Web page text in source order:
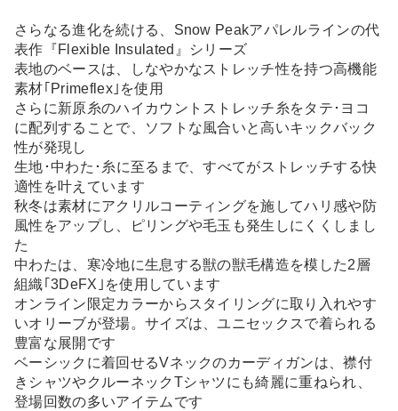
さらなる進化を続ける、Snow Peakアパレルラインの代
表作『Flexible Insulated』シリーズ
表地のベースは、しなやかなストレッチ性を持つ高機能
素材｢Primeflex｣を使用
さらに新原糸のハイカウントストレッチ糸をタテ･ヨコ
に配列することで、ソフトな風合いと高いキックバック
性が発現し
生地･中わた･糸に至るまで、すべてがストレッチする快
適性を叶えています
秋冬は素材にアクリルコーティングを施してハリ感や防
風性をアップし、ピリングや毛玉も発生しにくくしまし
た
中わたは、寒冷地に生息する獣の獣毛構造を模した2層
組織｢3DeFX｣を使用しています
オンライン限定カラーからスタイリングに取り入れやす
いオリーブが登場。サイズは、ユニセックスで着られる
豊富な展開です
ベーシックに着回せるVネックのカーディガンは、襟付
きシャツやクルーネックTシャツにも綺麗に重ねられ、
登場回数の多いアイテムです